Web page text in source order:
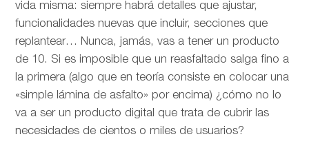
vida misma: siempre habrá detalles que ajustar,
funcionalidades nuevas que incluir, secciones que
replantear… Nunca, jamás, vas a tener un producto
de 10. Si es imposible que un reasfaltado salga fino a
la primera (algo que en teoría consiste en colocar una
«simple lámina de asfalto» por encima) ¿cómo no lo
va a ser un producto digital que trata de cubrir las
necesidades de cientos o miles de usuarios?